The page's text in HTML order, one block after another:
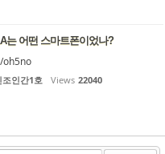
는 어떤 스마트폰이었나?
oh5no
조인간1호 Views 22040